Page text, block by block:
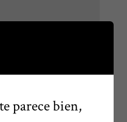
parece bien,